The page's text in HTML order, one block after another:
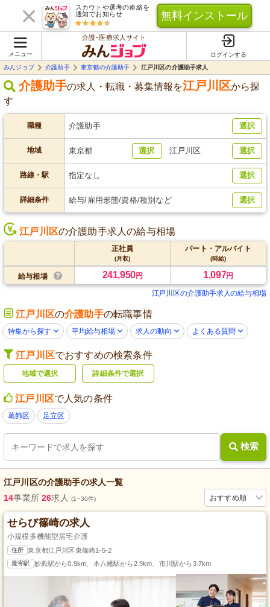
スカウトや選考の連絡を
通知でお知らせ
無料インストール
メニュー
介護･医療求人サイト
ログインする
みんジョブ
介護助手 東京都の介護助手 江戸川区の介護助手求人
介護助手の求人・転職・募集情報を江戸川区から探
す
職種 介護助手 選択
地域 東京都 選択 江戸川区 選択
路線・駅 指定なし 選択
詳細条件 給与/雇用形態/資格/種別など 選択
江戸川区の介護助手求人の給与相場
正社員
(月収)
パート・アルバイト
(時給)
給与相場 241,950円 1,097円
江戸川区の介護助手求人の給与相場
江戸川区の介護助手の転職事情
特集から探す 平均給与相場 求人の動向 よくある質問
江戸川区でおすすめの検索条件
地域で選択 詳細条件で選択
江戸川区で人気の条件
葛飾区 足立区
検索
江戸川区の介護助手の求人一覧
おすすめ順
14事業所 26求人 (1~30件)
せらび篠崎の求人
小規模多機能型居宅介護
住所 東京都江戸川区東篠崎1-5-2
最寄駅 妙典駅から0.9km、本八幡駅から2.9km、市川駅から3.7km